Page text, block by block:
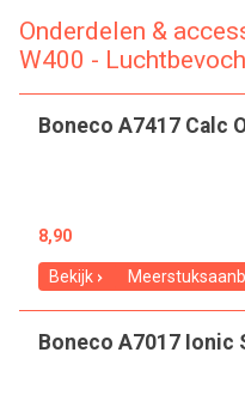
Onderdelen &
W400 -
Boneco A7417 Calc
8,90
Bekijk
Boneco A7017 Ionic